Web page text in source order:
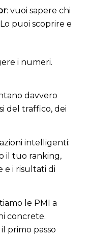
: vuoi sapere chi
puoi scoprire e
i numeri.
davvero
del traffico, dei
intelligenti:
il tuo ranking,
e i risultati di
le PMI a
concrete.
primo passo